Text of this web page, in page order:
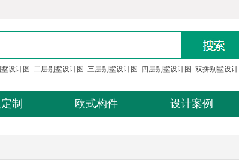
设计图 二层别墅设计图 三层别墅设计图 四层别墅设计图 双拼别墅设计
制 欧式构件 设计案例